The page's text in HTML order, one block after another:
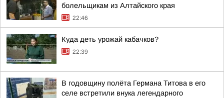
болельщикам из Алтайского края
22:46
Куда деть урожай кабачков?
22:39
В годовщину полёта Германа Титова в его
селе встретили внука легендарного